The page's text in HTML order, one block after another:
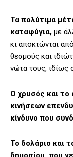
Τα πολύτιμα
καταφύγια, με
κι αποκτώνται
θεσμούς και
νώτα τους, ιδίως
Ο χρυσός και το
κινήσεων
κίνδυνο που
Το δολάριο και